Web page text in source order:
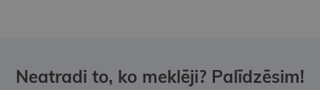
Neatradi to, ko meklēji? Palīdzēsim!